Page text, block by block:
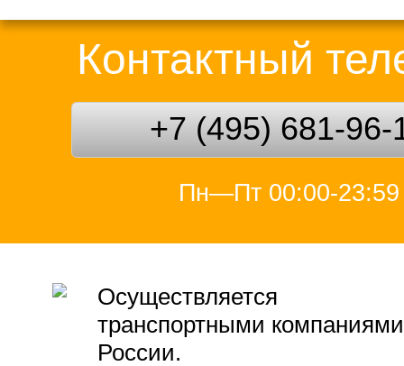
Контактный
+7 (495) 681-96-
Пн—Пт 00:00-23:59
Осуществляется
транспортными компаниями
России.